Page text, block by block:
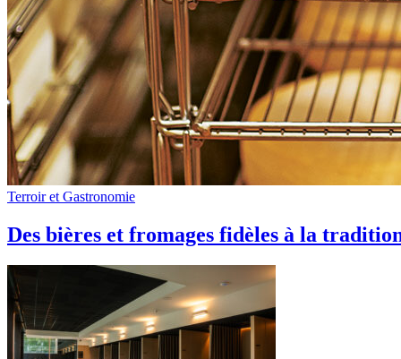
Terroir et Gastronomie
Des bières et fromages fidèles à la